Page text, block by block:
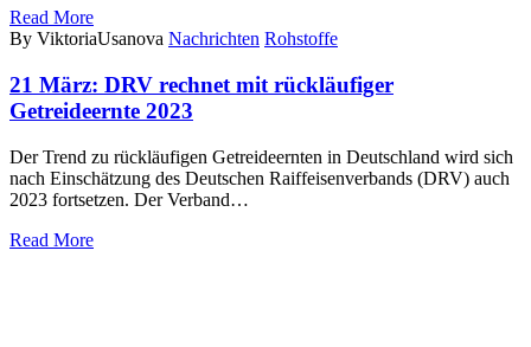
Read More
By ViktoriaUsanova Nachrichten Rohstoffe
21 März: DRV rechnet mit rückläufiger
Getreideernte 2023
Der Trend zu rückläufigen Getreideernten in Deutschland wird sich
nach Einschätzung des Deutschen Raiffeisenverbands (DRV) auch
2023 fortsetzen. Der Verband…
Read More